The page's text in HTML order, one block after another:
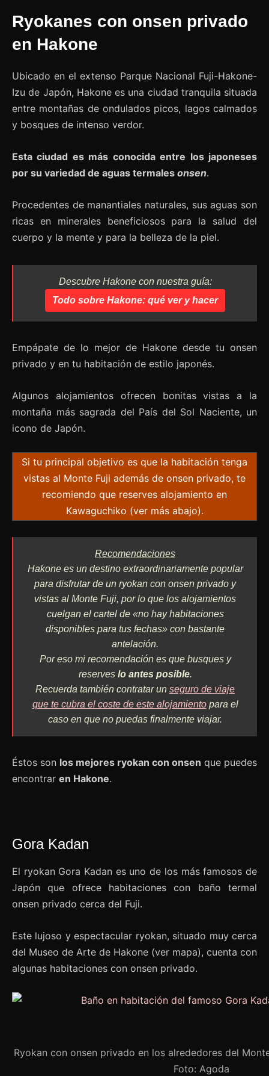
Ryokanes con onsen privado
en Hakone
Ubicado en el extenso Parque Nacional Fuji-Hakone-
Izu de Japón, Hakone es una ciudad tranquila situada
entre montañas de ondulados picos, lagos calmados
y bosques de intenso verdor.
Esta ciudad es más conocida entre los japoneses
por su variedad de aguas termales onsen.
Procedentes de manantiales naturales, sus aguas son
ricas en minerales beneficiosos para la salud del
cuerpo y la mente y para la belleza de la piel.
Descubre Hakone con nuestra guía:
Todo sobre Hakone: qué ver y hacer
Empápate de lo mejor de Hakone desde tu onsen
privado y en tu habitación de estilo japonés.
Algunos alojamientos ofrecen bonitas vistas a la
montaña más sagrada del País del Sol Naciente, un
icono de Japón.
Si tu principal objetivo es que la habitación tenga
vistas al Monte Fuji además de onsen privado, te
recomiendo que reserves alojamiento en
Kawaguchiko (ver más abajo).
Recomendaciones
Hakone es un destino extraordinariamente popular
para disfrutar de un ryokan con onsen privado y
vistas al Monte Fuji, por lo que los alojamientos
cuelgan el cartel de «no hay habitaciones
disponibles para tus fechas» con bastante
antelación.
Por eso mi recomendación es que busques y
reserves lo antes posible.
Recuerda también contratar un seguro de viaje
que te cubra el coste de este alojamientopara el
caso en que no puedas finalmente viajar.
Éstos son los mejores ryokan con onsen que puedes
encontrar en Hakone.
Gora Kadan
El ryokan Gora Kadan es uno de los más famosos de
Japón que ofrece habitaciones con baño termal
onsen privado cerca del Fuji.
Este lujoso y espectacular ryokan, situado muy cerca
del Museo de Arte de Hakone (ver mapa), cuenta con
algunas habitaciones con onsen privado.
Ryokan con onsen privado en los alrededores del
Foto: Agoda